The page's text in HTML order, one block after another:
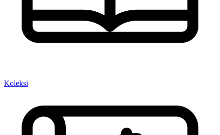
Koleksi